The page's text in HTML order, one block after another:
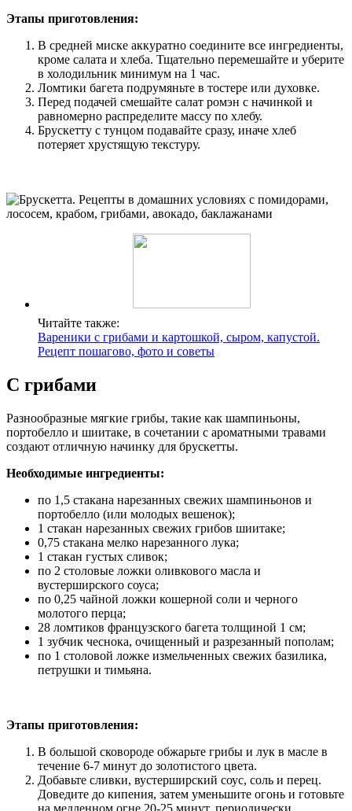
Этапы приготовления:
В средней миске аккуратно соедините все ингредиенты,
кроме салата и хлеба. Тщательно перемешайте и уберите
в холодильник минимум на 1 час.
Ломтики багета подрумяньте в тостере или духовке.
Перед подачей смешайте салат ромэн с начинкой и
равномерно распределите массу по хлебу.
Брускетту с тунцом подавайте сразу, иначе хлеб
потеряет хрустящую текстуру.
Читайте также:
Вареники с грибами и картошкой, сыром, капустой.
Рецепт пошагово, фото и советы
С грибами
Разнообразные мягкие грибы, такие как шампиньоны,
портобелло и шиитаке, в сочетании с ароматными травами
создают отличную начинку для брускетты.
Необходимые ингредиенты:
по 1,5 стакана нарезанных свежих шампиньонов и
портобелло (или молодых вешенок);
1 стакан нарезанных свежих грибов шиитаке;
0,75 стакана мелко нарезанного лука;
1 стакан густых сливок;
по 2 столовые ложки оливкового масла и
вустерширского соуса;
по 0,25 чайной ложки кошерной соли и черного
молотого перца;
28 ломтиков французского багета толщиной 1 см;
1 зубчик чеснока, очищенный и разрезанный пополам;
по 1 столовой ложке измельченных свежих базилика,
петрушки и тимьяна.
Этапы приготовления:
В большой сковороде обжарьте грибы и лук в масле в
течение 6-7 минут до золотистого цвета.
Добавьте сливки, вустерширский соус, соль и перец.
Доведите до кипения, затем уменьшите огонь и готовьте
на медленном огне 20-25 минут, периодически